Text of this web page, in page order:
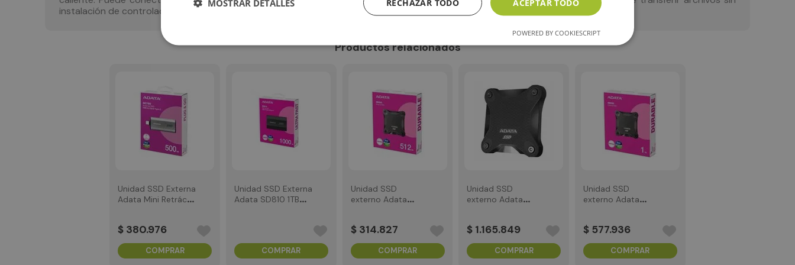
instalación de controladores adicionales
Productos relacionados
Unidad SSD Externa
Adata Mini Retráctil
$ 380.976
COMPRAR
Unidad SSD Externa
Adata SD810 1TB
COMPRAR
Unidad SSD
externo Adata
$ 314.827
COMPRAR
Unidad SSD
externo Adata
$ 1.165.849
COMPRAR
Unidad SSD
externo Adata
$ 577.936
COMPRAR
ACEPTAR TODO
RECHAZAR TODO
MOSTRAR DETALLES
POWERED BY COOKIESCRIPT